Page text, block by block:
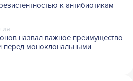
к антибиотикам
назвал важное преимущество
перед моноклональными